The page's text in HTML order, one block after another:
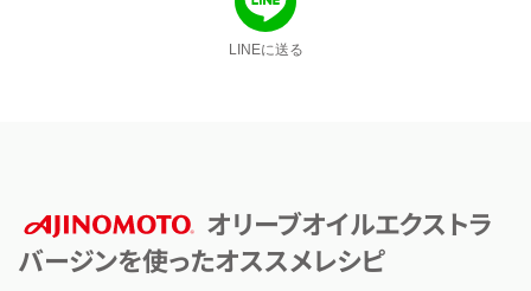
LINEに送る
AJINOMOTO
オリーブオイルエクストラ
バージンを使ったオススメレシピ